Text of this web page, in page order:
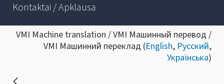
Kontaktai / Apklausa
VMI Machine translation / VMI Машинный перевод /
VMI Машинний переклад (English, Русский,
Українська)